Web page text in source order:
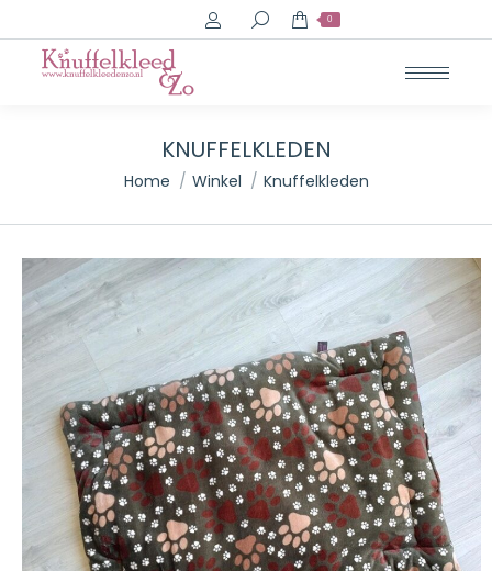
Search: 0
KNUFFELKLEDEN
Je bent hier:
Home Winkel Knuffelkleden